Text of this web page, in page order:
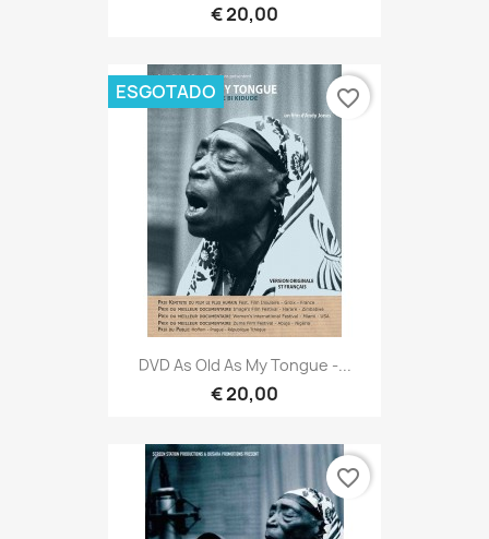
€ 20,00
DVD As Old As My Tongue -...
€ 20,00
ESGOTADO favorite_border
favorite_border